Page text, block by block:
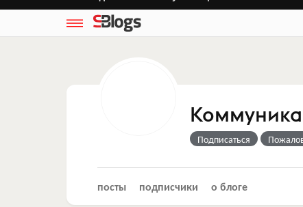
Подписаться
посты подписчики о блоге